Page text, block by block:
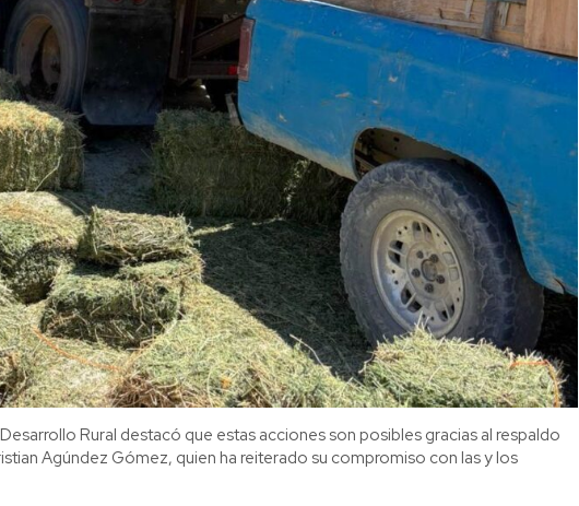
Rural destacó que estas acciones son posibles gracias al respaldo
Agúndez Gómez, quien ha reiterado su compromiso con las y los